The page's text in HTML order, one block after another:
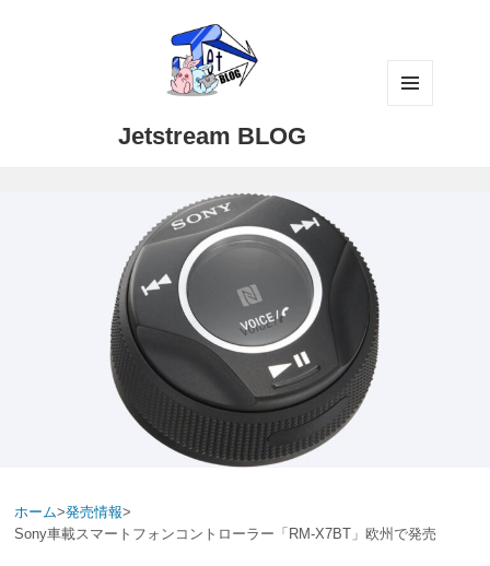
Jetstream BLOG
ホーム>発売情報>
Sony車載スマートフォンコントローラー「RM-X7BT」欧州で発売